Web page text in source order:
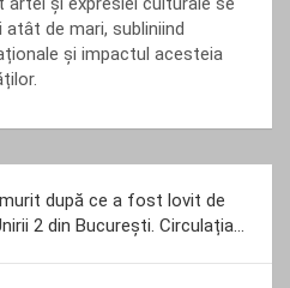
de mari, subliniind
și impactul acesteia
după ce a fost lovit de
2 din București. Circulația…